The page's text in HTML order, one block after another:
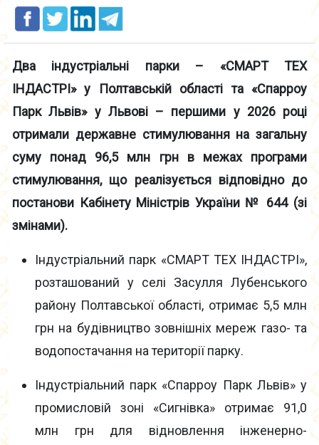
Два індустріальні парки – «СМАРТ ТЕХ
ІНДАСТРІ» у Полтавській області та «Спарроу
Парк Львів» у Львові – першими у 2026 році
отримали державне стимулювання на загальну
суму понад 96,5 млн грн в межах програми
стимулювання, що реалізується відповідно до
постанови Кабінету Міністрів України № 644 (зі
змінами).
Індустріальний парк «СМАРТ ТЕХ ІНДАСТРІ»,
розташований у селі Засулля Лубенського
району Полтавської області, отримає 5,5 млн
грн на будівництво зовнішніх мереж газо- та
водопостачання на території парку.
Індустріальний парк «Спарроу Парк Львів» у
промисловій зоні «Сигнівка» отримає 91,0
млн грн для відновлення інженерно-